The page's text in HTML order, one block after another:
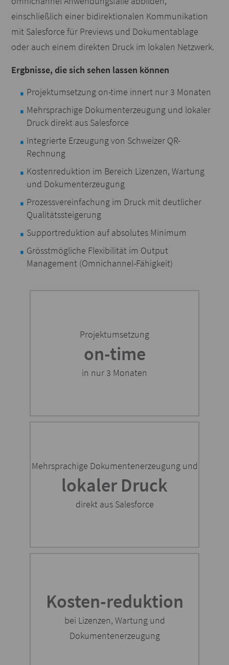
einschließlich einer bidirektionalen Kommunikation
mit Salesforce für Previews und Dokumentablage
oder auch einem direkten Druck im lokalen Netzwerk.
Ergbnisse, die sich sehen lassen können
Projektumsetzung on-time innert nur 3 Monaten
Mehrsprachige Dokumenterzeugung und lokaler
Druck direkt aus Salesforce
Integrierte Erzeugung von Schweizer QR-
Rechnung
Kostenreduktion im Bereich Lizenzen, Wartung
und Dokumenterzeugung
Prozessvereinfachung im Druck mit deutlicher
Qualitätssteigerung
Supportreduktion auf absolutes Minimum
Grösstmögliche Flexibilität im Output
Management (Omnichannel-Fähigkeit)
Projektumsetzung
on-time
in nur 3 Monaten
Mehrsprachige Dokumentenerzeugung und
lokaler Druck
direkt aus Salesforce
Kosten-reduktion
bei Lizenzen, Wartung und
Dokumentenerzeugung